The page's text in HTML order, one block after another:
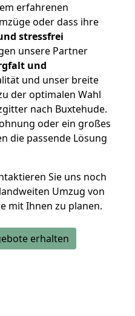
erfahrenen
oder dass ihre
stressfrei
unsere Partner
und
und unser breite
der optimalen Wahl
nach Buxtehude.
oder ein großes
die passende Lösung
Sie uns noch
Umzug von
mit Ihnen zu planen.
erhalten